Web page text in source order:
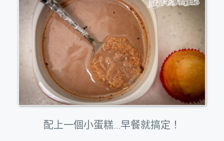
配上一個小蛋糕…早餐就搞定！